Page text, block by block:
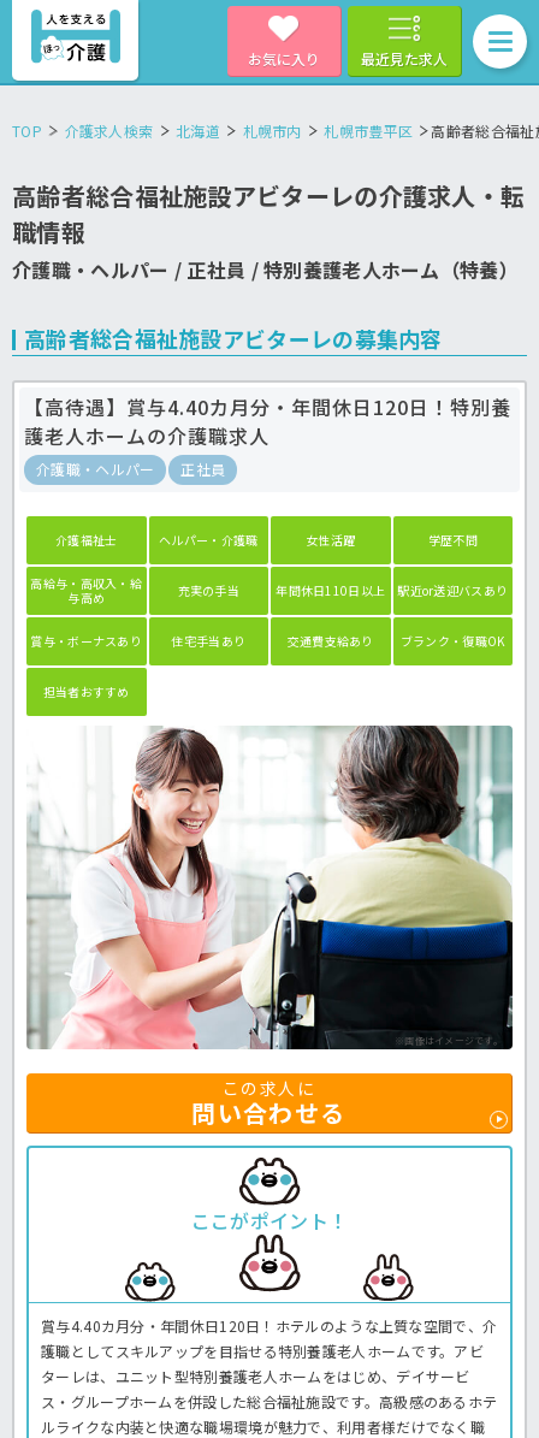
お気に入り 最近見た求人
TOP 介護求人検索 北海道 札幌市内 札幌市豊平区 高齢者総合福
高齢者総合福祉施設アビターレの介護求人・転
職情報
介護職・ヘルパー / 正社員 / 特別養護老人ホーム（特養）
高齢者総合福祉施設アビターレの募集内容
【高待遇】賞与4.40カ月分・年間休日120日！特別養
護老人ホームの介護職求人
介護職・ヘルパー 正社員
介護福祉士 ヘルパー・介護職 女性活躍 学歴不問
高給与・高収入・給
与高め
充実の手当 年間休日110日以上 駅近or送迎バスあり
賞与・ボーナスあり 住宅手当あり 交通費支給あり ブランク・復職OK
担当者おすすめ
※画像はイメージです。
この求人に
問い合わせる
ここがポイント！
賞与4.40カ月分・年間休日120日！ホテルのような上質な空間で、介
護職としてスキルアップを目指せる特別養護老人ホームです。アビ
ターレは、ユニット型特別養護老人ホームをはじめ、デイサービ
ス・グループホームを併設した総合福祉施設です。高級感のあるホテ
ルライクな内装と快適な職場環境が魅力で、利用者様だけでなく職